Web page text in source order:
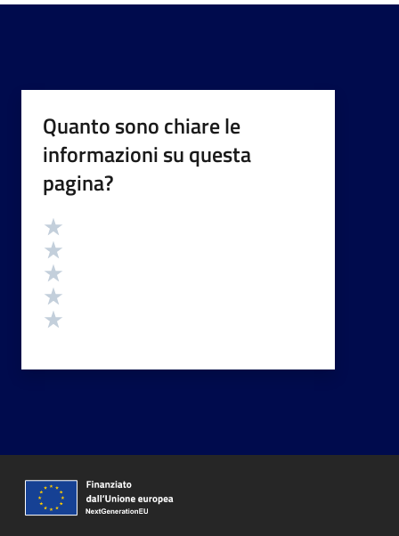
Quanto sono chiare le
informazioni su questa
pagina?
Valutazione